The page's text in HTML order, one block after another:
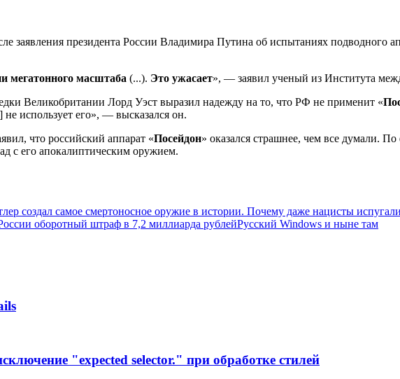
заявления президента России Владимира Путина об испытаниях подводного
мегатонного масштаба (...). Это ужасает», — заявил ученый из Института
Великобритании Лорд Уэст выразил надежду на то, что РФ не применит «
использует его», — высказался он.
что российский аппарат «Посейдон» оказался страшнее, чем все думали.
с его апокалиптическим оружием.
создал самое смертоносное оружие в истории. Почему даже нацисты
оборотный штраф в 7,2 миллиарда рублейРусский Windows и ныне там
"expected selector." при обработке стилей